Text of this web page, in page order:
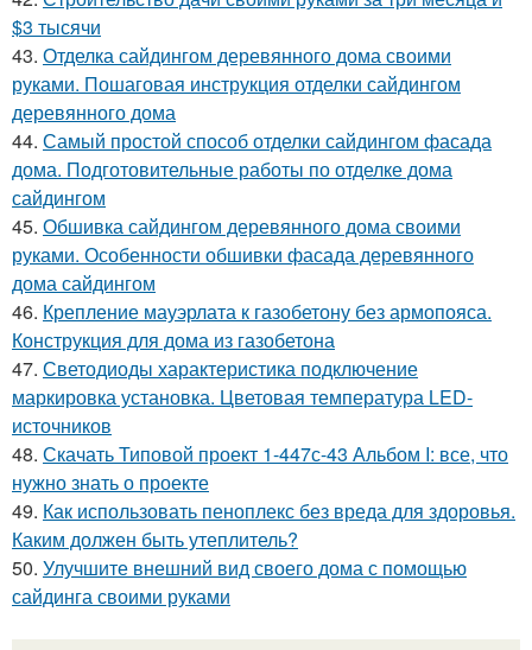
$3 тысячи
43. Отделка сайдингом деревянного дома своими
руками. Пошаговая инструкция отделки сайдингом
деревянного дома
44. Самый простой способ отделки сайдингом фасада
дома. Подготовительные работы по отделке дома
сайдингом
45. Обшивка сайдингом деревянного дома своими
руками. Особенности обшивки фасада деревянного
дома сайдингом
46. Крепление мауэрлата к газобетону без армопояса.
Конструкция для дома из газобетона
47. Светодиоды характеристика подключение
маркировка установка. Цветовая температура LED-
источников
48. Скачать Типовой проект 1-447с-43 Альбом I: все, что
нужно знать о проекте
49. Как использовать пеноплекс без вреда для здоровья.
Каким должен быть утеплитель?
50. Улучшите внешний вид своего дома с помощью
сайдинга своими руками